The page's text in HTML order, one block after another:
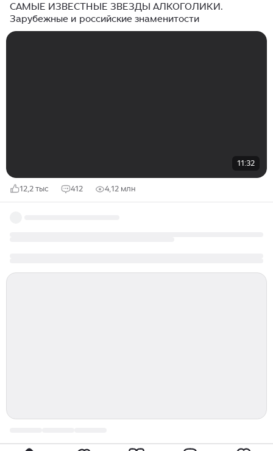
САМЫЕ ИЗВЕСТНЫЕ ЗВЕЗДЫ АЛКОГОЛИКИ.
Зарубежные и российские знаменитости
11:32
12,2 тыс 412 4,12 млн